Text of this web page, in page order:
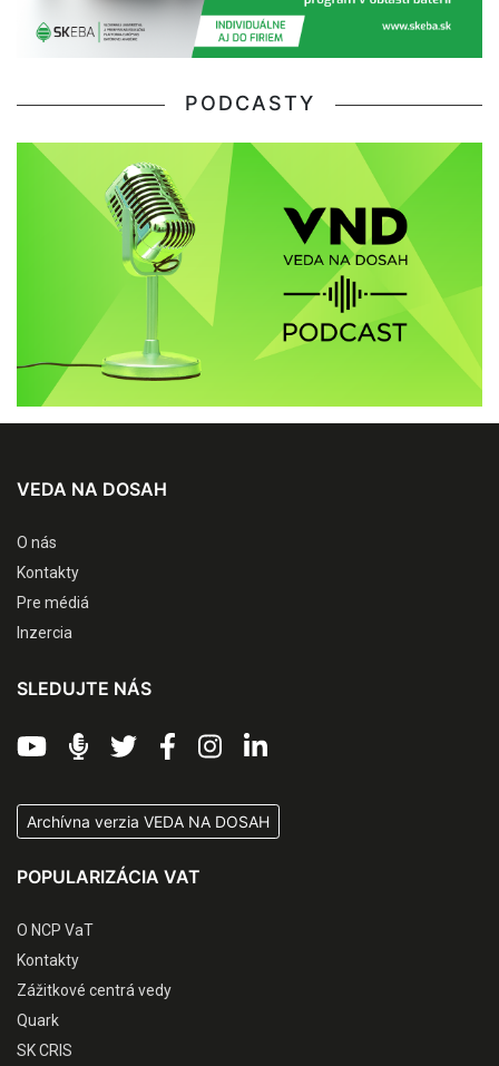
PODCASTY
VEDA NA DOSAH
O nás
Kontakty
Pre médiá
Inzercia
SLEDUJTE NÁS
Archívna verzia VEDA NA DOSAH
POPULARIZÁCIA VAT
O NCP VaT
Kontakty
Zážitkové centrá vedy
Quark
SK CRIS